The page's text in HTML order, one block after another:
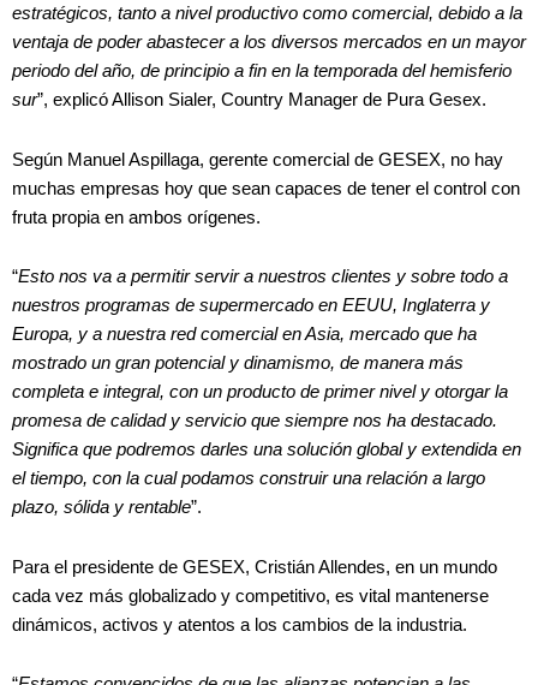
estratégicos, tanto a nivel productivo como comercial, debido a la
ventaja de poder abastecer a los diversos mercados en un mayor
periodo del año, de principio a fin en la temporada del hemisferio
sur”, explicó Allison Sialer, Country Manager de Pura Gesex.
Según Manuel Aspillaga, gerente comercial de GESEX, no hay
muchas empresas hoy que sean capaces de tener el control con
fruta propia en ambos orígenes.
“Esto nos va a permitir servir a nuestros clientes y sobre todo a
nuestros programas de supermercado en EEUU, Inglaterra y
Europa, y a nuestra red comercial en Asia, mercado que ha
mostrado un gran potencial y dinamismo, de manera más
completa e integral, con un producto de primer nivel y otorgar la
promesa de calidad y servicio que siempre nos ha destacado.
Significa que podremos darles una solución global y extendida en
el tiempo, con la cual podamos construir una relación a largo
plazo, sólida y rentable”.
Para el presidente de GESEX, Cristián Allendes, en un mundo
cada vez más globalizado y competitivo, es vital mantenerse
dinámicos, activos y atentos a los cambios de la industria.